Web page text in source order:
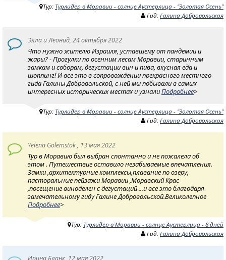
Тур: Турлидер в Моравии - солнце Аустерлица - "Золотая Осень"
Гид: Галина Добровольская
Элла и Леонид, 24 октября 2022
Что нужно жителю Израиля, уставшему от пандемии и
жары? - Прогулки по осенним лесам Моравии, старинным
замкам и соборам, дегустации вин и пива, вкусная еда и
шоппинг! И все это в сопровождении прекрасного местного
гида Галины Добровольской, с ней мы побывали в самых
интересных исторических местах и узналиПодробнее>
Тур: Турлидер в Моравии - солнце Аустерлица - "Золотая Осень"
Гид: Галина Добровольская
Yelena Golemstok , 13 мая 2022
Тур в Моравию был выбран спонтанно и не пожалела об
этом . Путешествие оставило незабываемые впечатления.
Замки ,архитектурные комплексы,плавание по озеру,
пасторальные пейзажи Моравии ,Моравский Крас
,посещение виноделен с дегустаций ...и все это благодаря
замечательному гиду Галине Добровольской.Великолепное
Подробнее>
Тур: Турлидер в Моравии - солнце Аустерлица - 8 дней
Гид: Галина Добровольская
Ирина Бланк, 12 мая 2022